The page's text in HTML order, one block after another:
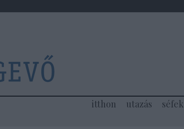
itthon utazás séfek